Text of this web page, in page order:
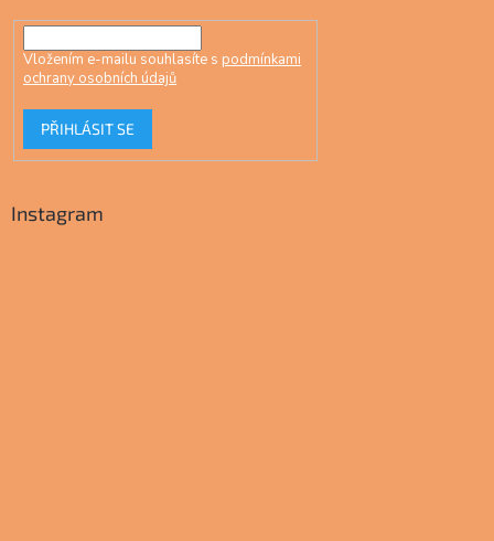
Vložením e-mailu souhlasíte s podmínkami
ochrany osobních údajů
PŘIHLÁSIT SE
Instagram